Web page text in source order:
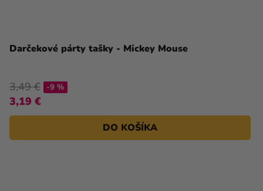
Darčekové párty tašky - Mickey Mouse
3,49 €
3,19 €
-9 %
DO KOŠÍKA